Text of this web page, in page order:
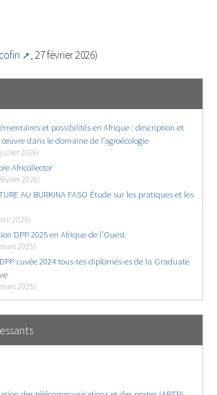
, 27 février 2026)
et possibilités en Afrique : description et
dans le domaine de l’agroécologie
2026)
Africollector
2026)
AU BURKINA FASO Étude sur les pratiques et les
2025)
DPP 2025 en Afrique de l’Ouest
2025)
cuvée 2024 tous-tes diplomés-es de la Graduate
2025)